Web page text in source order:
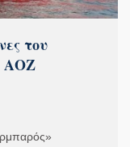
του
ΑΟΖ